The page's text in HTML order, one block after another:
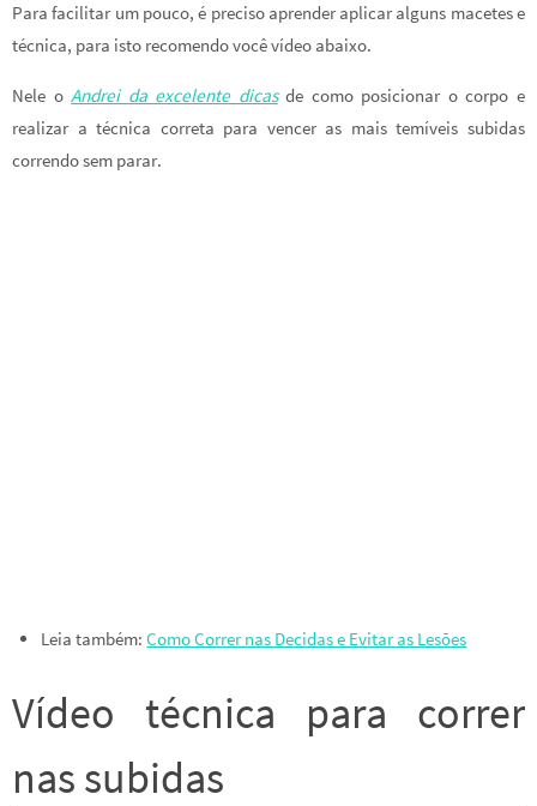
Para facilitar um pouco, é preciso aprender aplicar alguns macetes e
técnica, para isto recomendo você vídeo abaixo.
Nele oAndrei da excelente dicasde como posicionar o corpo e
realizar a técnica correta para vencer as mais temíveis subidas
correndo sem parar.
Leia também:Como Correr nas Decidas e Evitar as Lesões
Vídeo técnica para correr
nas subidas